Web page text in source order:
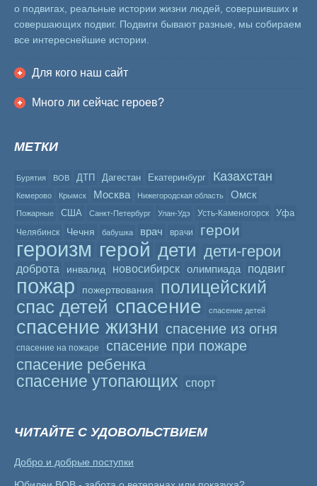
о подвигах, реальные истории жизни людей, совершивших и
совершающих подвиг. Подвиги бывают разные, мы собираем
все интереснейшие истории.
Для кого наш сайт
Много ли сейчас героев?
МЕТКИ
Бурятия ВОВ ДТП Дагестан Екатеринбург Казахстан
Кемерово Крымск Москва Нижегородская область Омск
Пожарные США Санкт-Петербург Улан-Удэ Усть-Каменогорск Уфа
Челябинск Чечня бабушка врач врачи герои
героизм герой дети дети-герои
доброта инвалид новосибирск олимпиада подвиг
пожар пожертвования
полицейский
спас детей спасение спасение детей
спасение жизни спасение из огня
спасение на пожаре спасение при пожаре
спасение ребенка
спасение утопающих
спорт
ЧИТАЙТЕ С УДОВОЛЬСТВИЕМ
Добро и добрые поступки